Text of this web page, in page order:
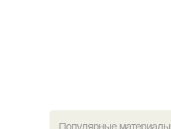
Популярные материалы